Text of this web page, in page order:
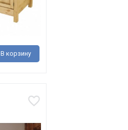
В корзину